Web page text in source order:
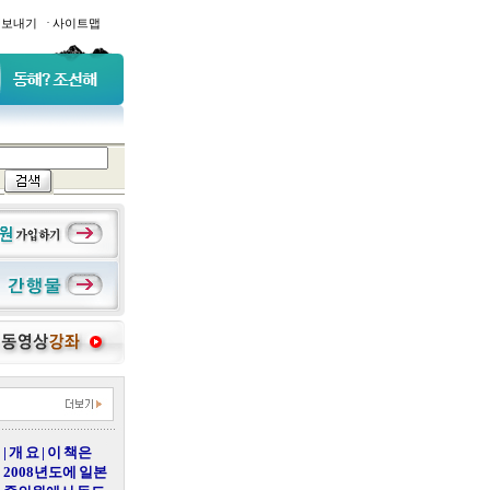
내기 · 사이트맵
| 개 요 | 이 책은
2008년도에 일본